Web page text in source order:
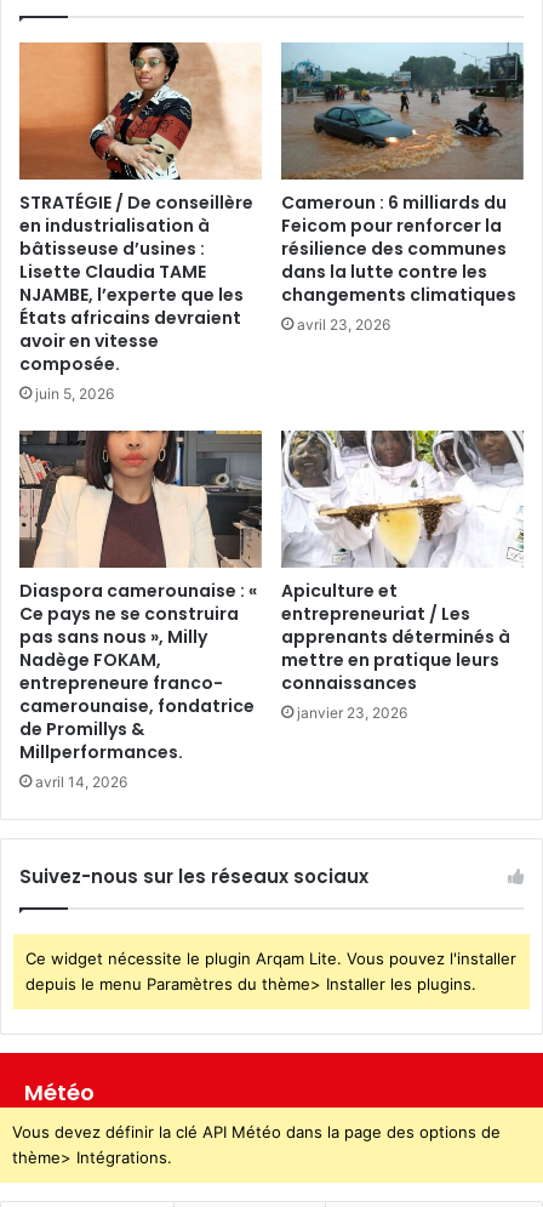
STRATÉGIE / De conseillère
en industrialisation à
bâtisseuse d’usines :
Lisette Claudia TAME
NJAMBE, l’experte que les
États africains devraient
avoir en vitesse
composée.
juin 5, 2026
Cameroun : 6 milliards du
Feicom pour renforcer la
résilience des communes
dans la lutte contre les
changements climatiques
avril 23, 2026
Diaspora camerounaise : «
Ce pays ne se construira
pas sans nous », Milly
Nadège FOKAM,
entrepreneure franco-
camerounaise, fondatrice
de Promillys &
Millperformances.
avril 14, 2026
Apiculture et
entrepreneuriat / Les
apprenants déterminés à
mettre en pratique leurs
connaissances
janvier 23, 2026
Suivez-nous sur les réseaux sociaux
Ce widget nécessite le plugin Arqam Lite. Vous pouvez l'installer
depuis le menu Paramètres du thème> Installer les plugins.
Météo
Vous devez définir la clé API Météo dans la page des options de
thème> Intégrations.